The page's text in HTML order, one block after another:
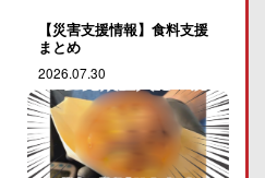
【災害支援情報】食料支援
まとめ
2026.07.30